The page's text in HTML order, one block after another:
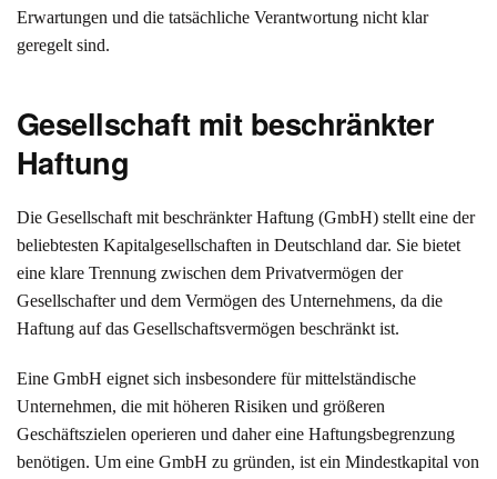
Erwartungen und die tatsächliche Verantwortung nicht klar
geregelt sind.
Gesellschaft mit beschränkter
Haftung
Die Gesellschaft mit beschränkter Haftung (GmbH) stellt eine der
beliebtesten Kapitalgesellschaften in Deutschland dar. Sie bietet
eine klare Trennung zwischen dem Privatvermögen der
Gesellschafter und dem Vermögen des Unternehmens, da die
Haftung auf das Gesellschaftsvermögen beschränkt ist.
Eine GmbH eignet sich insbesondere für mittelständische
Unternehmen, die mit höheren Risiken und größeren
Geschäftszielen operieren und daher eine Haftungsbegrenzung
benötigen. Um eine GmbH zu gründen, ist ein Mindestkapital von